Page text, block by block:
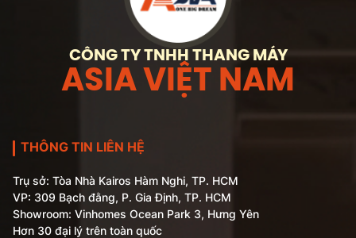
CÔNG TY TNHH THANG MÁY
ASIA VIỆT NAM
THÔNG TIN LIÊN HỆ
Trụ sở: Tòa Nhà Kairos Hàm Nghi, TP. HCM
VP: 309 Bạch đằng, P. Gia Định, TP. HCM
Showroom: Vinhomes Ocean Park 3, Hưng Yên
Hơn 30 đại lý trên toàn quốc